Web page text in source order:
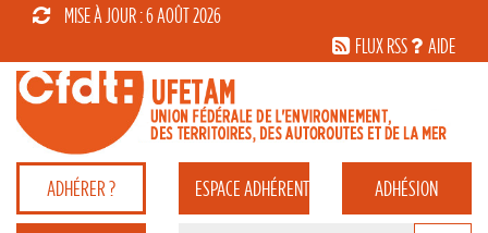
MISE À JOUR : 6 AOÛT 2026
FLUX RSS
AIDE
ADHÉRER ? ESPACEADHÉRENT ADHÉSION